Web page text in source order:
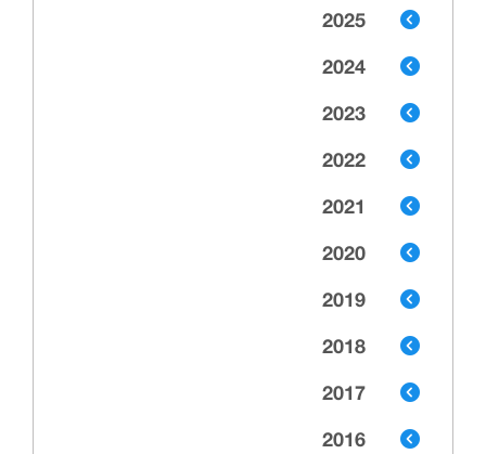
2025
2024
2023
2022
2021
2020
2019
2018
2017
2016